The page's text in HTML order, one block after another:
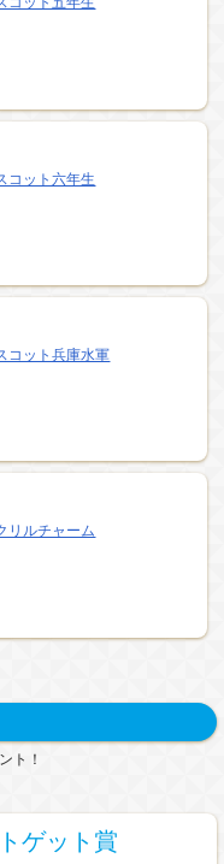
コット六年生
コット兵庫水軍
リルチャーム
ト！
ゲット賞